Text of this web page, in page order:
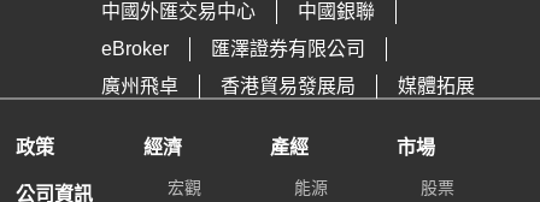
中國外匯交易中心
中國銀聯
eBroker
匯澤證券有限公司
廣州飛卓
香港貿易發展局 媒體拓展
政策
公司資訊
經濟
宏觀
產經
能源
市場
股票